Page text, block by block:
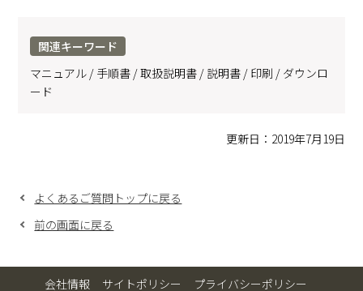
関連キーワード
マニュアル / 手順書 / 取扱説明書 / 説明書 / 印刷 / ダウンロ
ード
更新日：2019年7月19日
よくあるご質問トップに戻る
前の画面に戻る
会社情報 サイトポリシー プライバシーポリシー